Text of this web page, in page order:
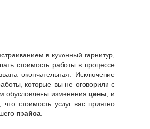
в кухонный гарнитур,
стоимость работы в процессе
окончательная. Исключение
которые вы не оговорили с
обусловлены изменения цены, и
стоимость услуг вас приятно
прайса.